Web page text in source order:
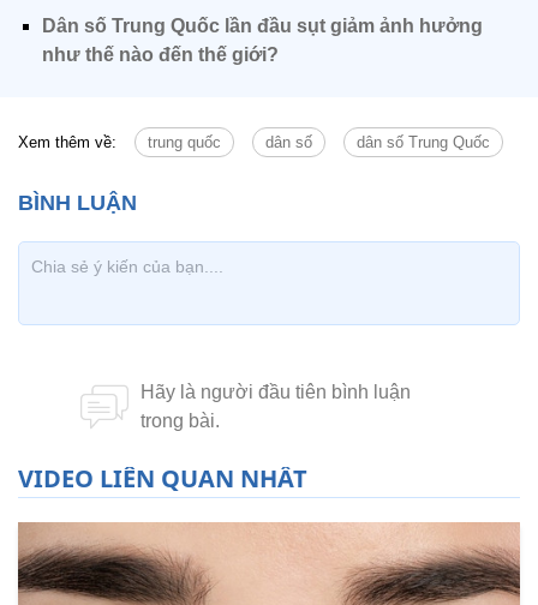
Dân số Trung Quốc lần đầu sụt giảm ảnh hưởng
như thế nào đến thế giới?
Xem thêm về: trung quốc dân số dân số Trung Quốc
VIDEO LIÊN QUAN NHẤT